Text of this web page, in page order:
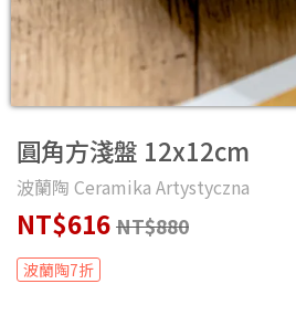
圓角方淺盤 12x12cm
波蘭陶 Ceramika Artystyczna
NT$616 NT$880
波蘭陶7折